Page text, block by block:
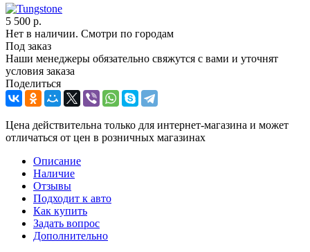
5 500 р.
Нет в наличии. Смотри по городам
Под заказ
Наши менеджеры обязательно свяжутся с вами и уточнят
условия заказа
Поделиться
Цена действительна только для интернет-магазина и может
отличаться от цен в розничных магазинах
Описание
Наличие
Отзывы
Подходит к авто
Как купить
Задать вопрос
Дополнительно